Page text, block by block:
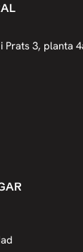
Prats 3, planta